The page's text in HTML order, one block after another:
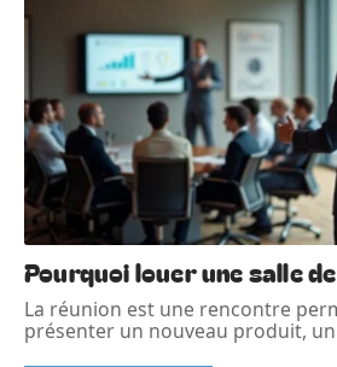
Pourquoi louer une salle
La réunion est une rencontre
présenter un nouveau produit,